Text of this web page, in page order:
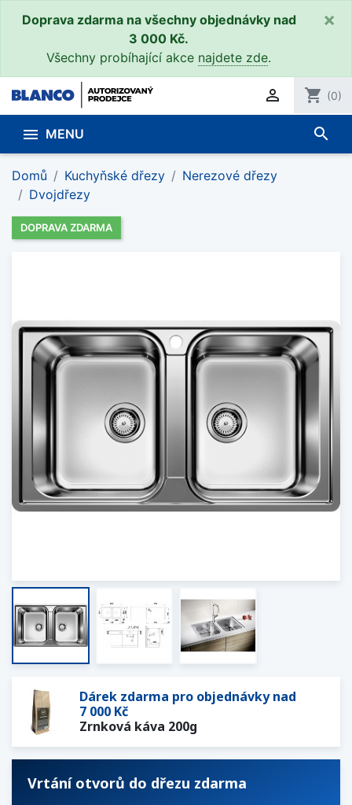
Doprava zdarma na všechny objednávky nad
3 000 Kč.
Všechny probíhající akce najdete zde.
×
 shopping_cart (0)
 MENU search
Domů Kuchyňské dřezy
Nerezové dřezy
Dvojdřezy
DOPRAVA ZDARMA
Dárek zdarma pro objednávky nad
7 000 Kč
Zrnková káva 200g
Vrtání otvorů do dřezu zdarma